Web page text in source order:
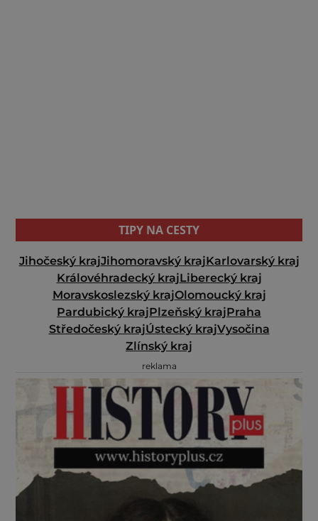
TIPY NA CESTY
Jihočeský krajJihomoravský krajKarlovarský kraj
Královéhradecký krajLiberecký kraj
Moravskoslezský krajOlomoucký kraj
Pardubický krajPlzeňský krajPraha
Středočeský krajÚstecký krajVysočina
Zlínský kraj
reklama